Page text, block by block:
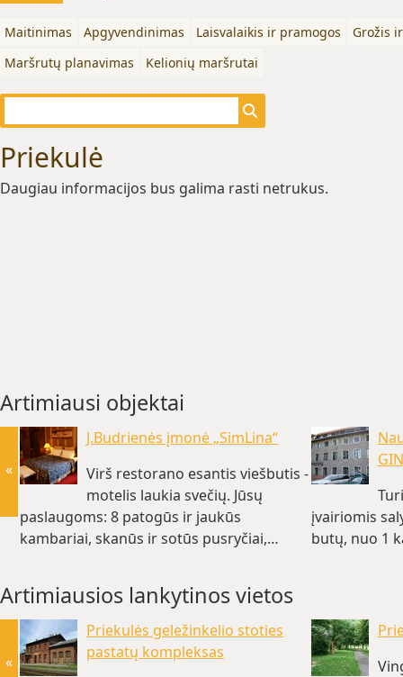
Maitinimas Apgyvendinimas Laisvalaikis ir pramogos
Grožis
Maršrutų planavimas
Kelionių maršrutai
Priekulė
Daugiau informacijos bus galima rasti netrukus.
Artimiausi objektai
J.Budrienės įmonė „SimLina“
Virš restorano esantis viešbutis -
motelis laukia svečių. Jūsų
paslaugoms: 8 patogūs ir jaukūs
kambariai, skanūs ir sotūs pusryčiai,…
įvairiomis
butų, nuo 1
«
Artimiausios lankytinos vietos
Priekulės geležinkelio stoties
pastatų kompleksas
«